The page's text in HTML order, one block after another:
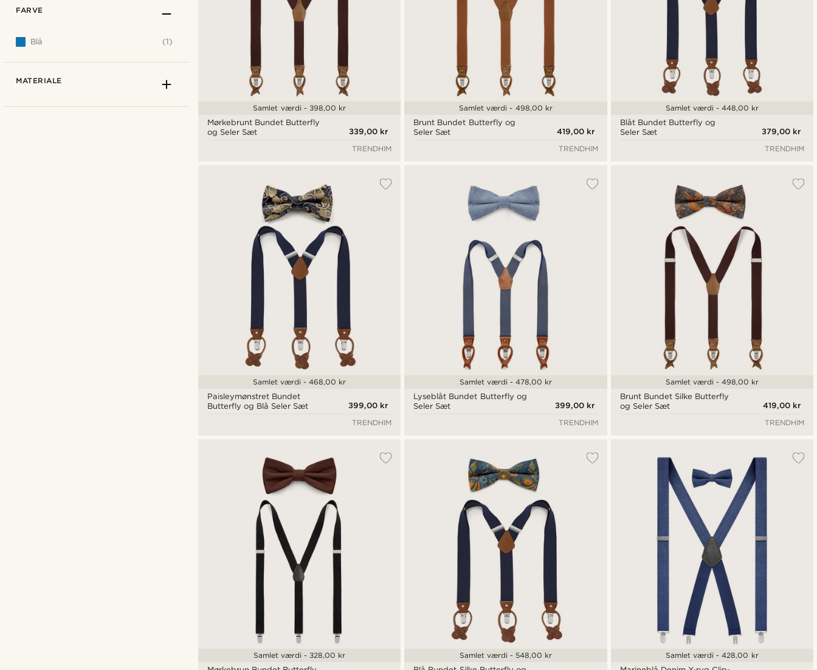
Mørkebrunt Bundet Butterfly
og Seler Sæt
339,00 kr
Samlet værdi - 398,00 kr
TRENDHIM
Brunt Bundet Butterfly og
Seler Sæt
419,00 kr
Samlet værdi - 498,00 kr
TRENDHIM
Blåt Bundet Butterfly og
Seler Sæt
379,00 kr
Samlet værdi - 448,00 kr
TRENDHIM
Paisleymønstret Bundet
Butterfly og Blå Seler Sæt
399,00 kr
Samlet værdi - 468,00 kr
TRENDHIM
Lyseblåt Bundet Butterfly og
Seler Sæt
399,00 kr
Samlet værdi - 478,00 kr
TRENDHIM
Brunt Bundet Silke Butterfly
og Seler Sæt
419,00 kr
Samlet værdi - 498,00 kr
TRENDHIM
Samlet værdi - 328,00 kr Samlet værdi - 548,00 kr Samlet værdi - 428,00 kr
FARVE
Blå (1)
MATERIALE